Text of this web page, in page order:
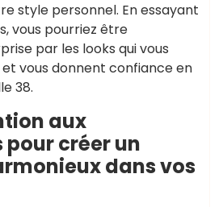
style personnel. En essayant
vous pourriez être
par les looks qui vous
vous donnent confiance en
38.
aux
créer un
dans vos